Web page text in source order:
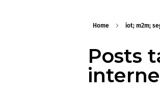
Home iot; m2m;
Posts